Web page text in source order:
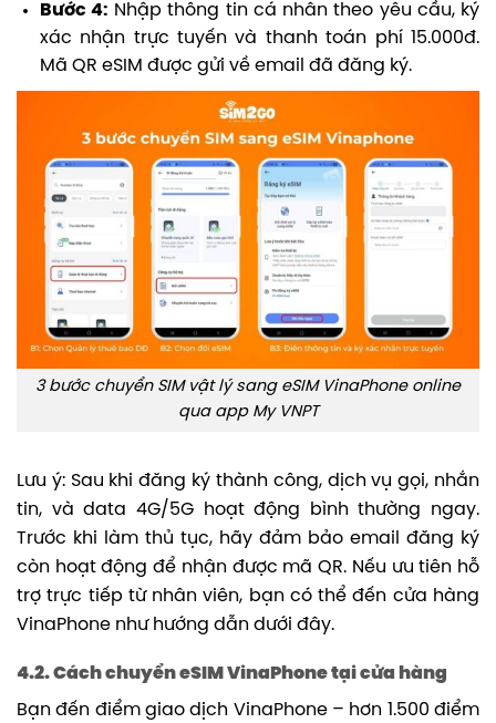
Bước 4: Nhập thông tin cá nhân theo yêu cầu, ký
xác nhận trực tuyến và thanh toán phí 15.000đ.
Mã QR eSIM được gửi về email đã đăng ký.
3 bước chuyển SIM vật lý sang eSIM VinaPhone online
qua app My VNPT
Lưu ý: Sau khi đăng ký thành công, dịch vụ gọi, nhắn
tin, và data 4G/5G hoạt động bình thường ngay.
Trước khi làm thủ tục, hãy đảm bảo email đăng ký
còn hoạt động để nhận được mã QR. Nếu ưu tiên hỗ
trợ trực tiếp từ nhân viên, bạn có thể đến cửa hàng
VinaPhone như hướng dẫn dưới đây.
4.2. Cách chuyển eSIM VinaPhone tại cửa hàng
Bạn đến điểm giao dịch VinaPhone – hơn 1.500 điểm